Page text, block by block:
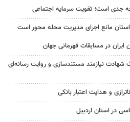
جدی است؛ تقویت سرمایه اجتماعی
استان مانع اجرای مدیریت محله محور است
ایران در مسابقات قهرمانی جهان
شهادت نیازمند مستندسازی و روایت رسانه‌ای
و هدایت اعتبار بانکی
در استان اردبیل